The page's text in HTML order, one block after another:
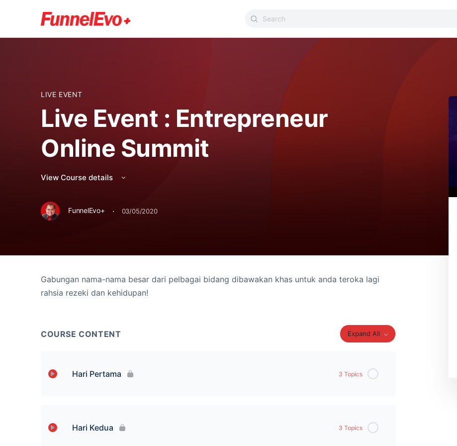
LIVE EVENT
Live Event : Entrepreneur
Online Summit
View Course details
FunnelEvo+ · 03/05/2020
Gabungan nama-nama besar dari pelbagai bidang dibawakan khas untuk anda teroka lagi
rahsia rezeki dan kehidupan!
COURSE CONTENT Expand All
Hari Pertama 3 Topics
Hari Kedua 3 Topics